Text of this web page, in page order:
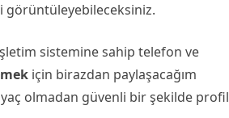
görüntüleyebileceksiniz.
sistemine sahip telefon ve
için birazdan paylaşacağım
olmadan güvenli bir şekilde profil